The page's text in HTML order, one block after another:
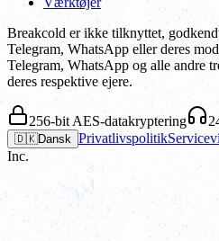
Breakcold er ikke tilknyttet,
Telegram, WhatsApp eller deres
Telegram, WhatsApp og alle andre
deres respektive ejere.
256-bit AES-datakryptering
🇩🇰Dansk Privatlivspolitik
Inc.